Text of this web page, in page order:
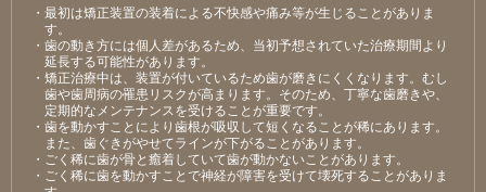
・最初は矯正装置の装着による不快感や痛み等が⽣じることがありま
す。
・⻭の動き⽅には個⼈差があるため、当初予想されていた治療期間より
延⻑する可能性があります。
・矯正治療中は、装置が付いているため⻭が磨きにくくなります。むし
⻭や⻭周病の罹患リスクが⾼まります。そのため、丁寧な⻭磨きや、
定期的なメンテナンスを受けることが重要です。
・⻭を動かすことにより⻭根が吸収して短くなることが稀にあります。
また、⻭ぐきがやせてラインが下がることがあります。
・ごく稀に⻭が⾻と癒着していて⻭が動かないことがあります。
・ごく稀に⻭を動かすことで神経が障害を受けて壊死することがありま